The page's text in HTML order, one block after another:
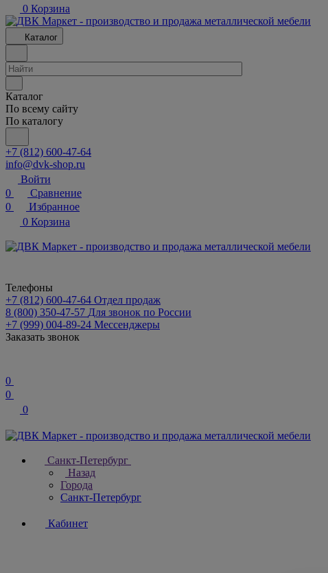
0 Корзина
Каталог
Каталог
По всему сайту
По каталогу
+7 (812) 600-47-64
info@dvk-shop.ru
Войти
0
Сравнение
0
Избранное
0 Корзина
Телефоны
+7 (812) 600-47-64 Отдел продаж
8 (800) 350-47-57 Для звонок по России
+7 (999) 004-89-24 Мессенджеры
Заказать звонок
0
0
0
Санкт-Петербург
Назад
Города
Санкт-Петербург
Кабинет